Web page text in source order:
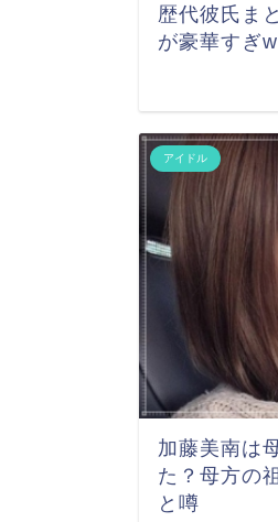
歴代彼氏ま
が豪華すぎw
アイドル
加藤美南は
た？母方の
と噂